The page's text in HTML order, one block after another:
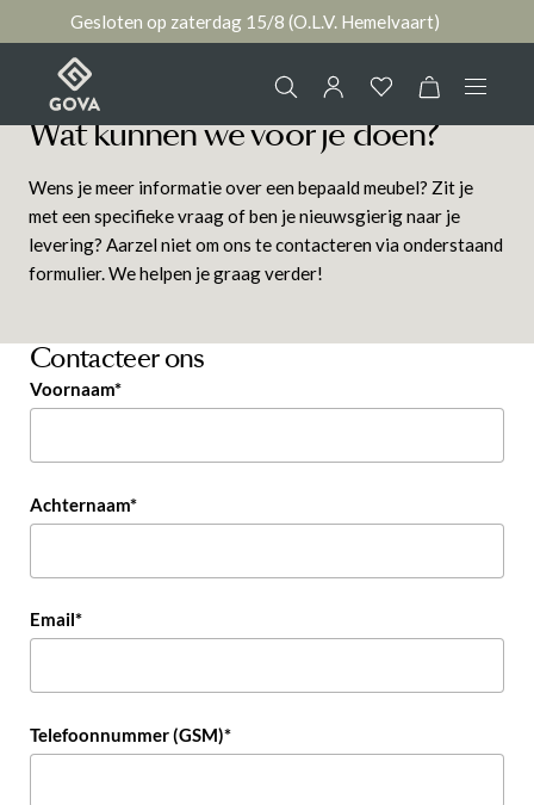
Gesloten op zaterdag 15/8 (O.L.V. Hemelvaart)
Collectie
Ruimtes
Nieuws & Inspiratie
Contact
Jouw account
AANMELDEN
ofregistreren
Wat kunnen we voor je doen?
Wens je meer informatie over een bepaald meubel? Zit je
met een specifieke vraag of ben je nieuwsgierig naar je
levering? Aarzel niet om ons te contacteren via onderstaand
formulier. We helpen je graag verder!
Contacteer ons
Voornaam*
Achternaam*
Email*
Telefoonnummer (GSM)*